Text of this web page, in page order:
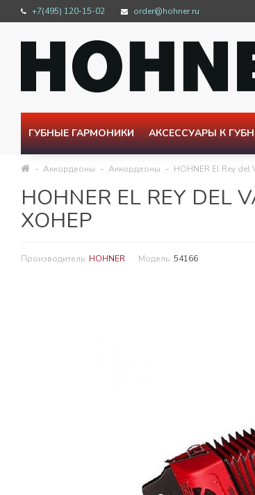
+7(495) 120-15-02 order@hohner.ru
ГУБНЫЕ ГАРМОНИКИ АКСЕССУАРЫ К
Аккордеоны Аккордеоны HOHNER El Rey
HOHNER EL REY
ХОНЕР
Производитель: HOHNER Модель: 54166